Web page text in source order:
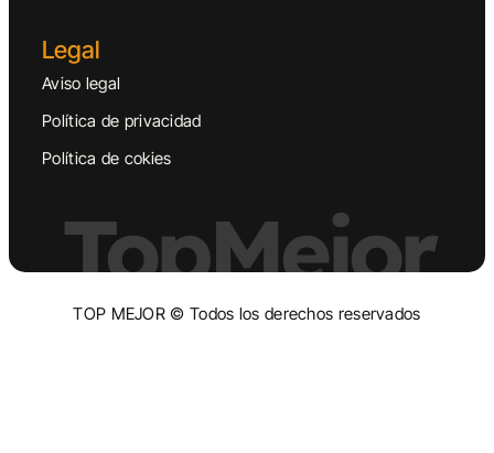
Legal
Aviso legal
Política de privacidad
Política de cokies
TopMejor
TOP MEJOR © Todos los derechos reservados